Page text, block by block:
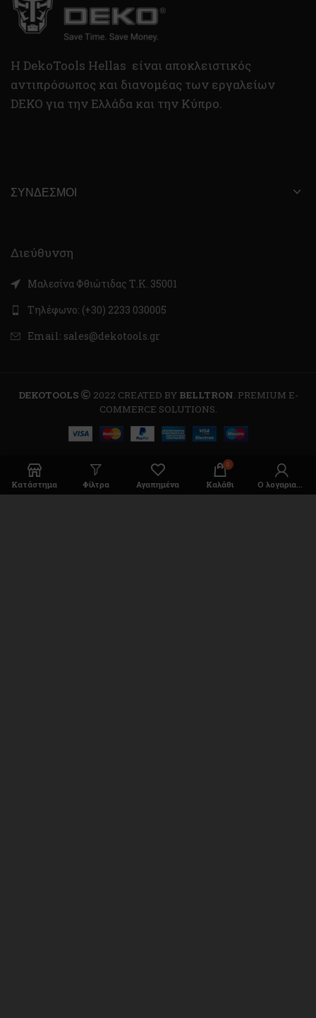
H DekoTools Hellas είναι αποκλειστικός
αντιπρόσωπος και διανομέας των εργαλείων
DEKO για την Ελλάδα και την Κύπρο.
ΣΎΝΔΕΣΜΟΙ
Διεύθυνση
Μαλεσίνα Φθιώτιδας Τ.Κ. 35001
Τηλέφωνο: (+30) 2233 030005
Email: sales@dekotools.gr
DEKOTOOLS 2022 CREATED BY BELLTRON . PREMIUM E-
COMMERCE SOLUTIONS.
Κατάστημα Φίλτρα Αγαπημένα
0
Καλάθι Ο λογαριασμός μου